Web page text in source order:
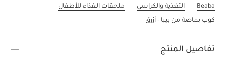
Beaba التغذية والكراسي
ملحقات الغذاء للأطفال
كوب بماصة من بيبا - أزرق
تفاصيل المنتج